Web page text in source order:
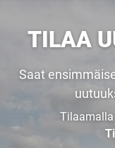
TILAA
Saat
Upea